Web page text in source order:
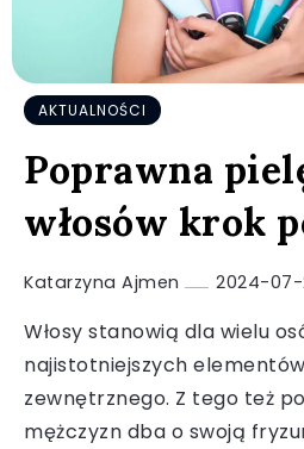
AKTUALNOŚCI
Poprawna
włosów krok
Katarzyna Ajmen 2024-07-
Włosy stanowią dla wielu
najistotniejszych
zewnętrznego. Z tego też
mężczyzn dba o swoją